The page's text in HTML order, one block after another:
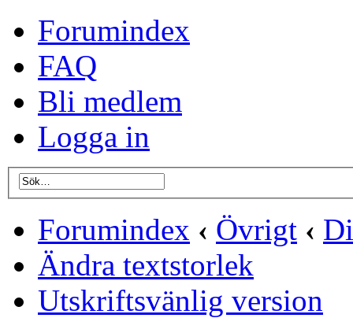
Forumindex
FAQ
Bli medlem
Logga in
Forumindex ‹ Övrigt ‹
Ändra textstorlek
Utskriftsvänlig version